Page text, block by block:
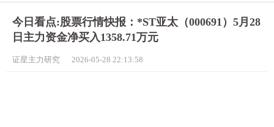
今日看点:股票行情快报：*ST亚太（000691）5月28
日主力资金净买入1358.71万元
证星主力研究 2026-05-28 22:13:58